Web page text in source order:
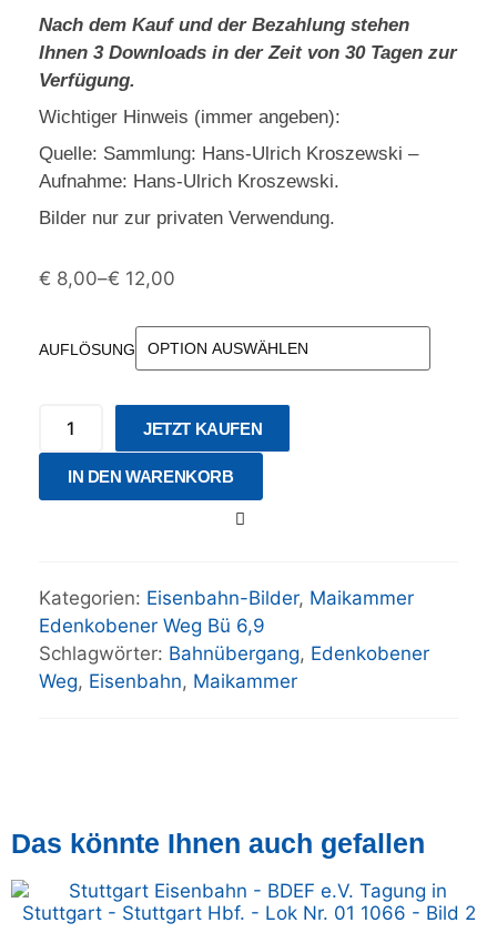
Nach dem Kauf und der Bezahlung stehen
Ihnen 3 Downloads in der Zeit von 30 Tagen zur
Verfügung.
Wichtiger Hinweis (immer angeben):
Quelle: Sammlung: Hans-Ulrich Kroszewski –
Aufnahme: Hans-Ulrich Kroszewski.
Bilder nur zur privaten Verwendung.
€ 8,00–€ 12,00
AUFLÖSUNG
JETZT KAUFEN
IN DEN WARENKORB
Kategorien: Eisenbahn-Bilder, Maikammer
Edenkobener Weg Bü 6,9
Schlagwörter: Bahnübergang, Edenkobener
Weg, Eisenbahn, Maikammer
Das könnte Ihnen auch gefallen